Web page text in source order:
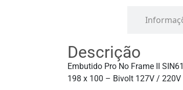
Descrição
Embutido Pro No Frame II
198 x 100 – Bivolt 127V / 220V